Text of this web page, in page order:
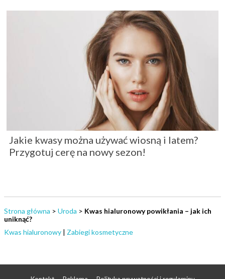
Jakie kwasy można używać wiosną i latem?
Przygotuj cerę na nowy sezon!
Strona główna > Uroda > Kwas hialuronowy powikłania – jak ich
uniknąć?
Kwas hialuronowy
Zabiegi kosmetyczne